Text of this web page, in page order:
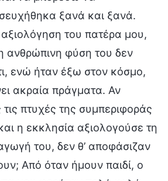
ξανά και ξανά.
του πατέρα μου,
ανθρώπινη φύση του δεν
ενώ ήταν έξω στον κόσμο,
ακραία πράγματα. Αν
τις πτυχές της συμπεριφοράς
η εκκλησία αξιολογούσε τη
του, δεν θ’ αποφάσιζαν
Από όταν ήμουν παιδί, ο